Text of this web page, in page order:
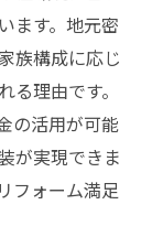
なら今がお
由を解説
すタイミ
ます。地元密
族構成に応じ
理由です。
の活用が可能
が実現できま
フォーム満足